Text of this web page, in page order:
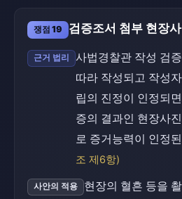
쟁점 19 검증조서 첨부 현장
근거 법리
사법경찰관 작성 검
따라 작성되고 작성
립의 진정이 인정되
증의 결과인 현장사
로 증거능력이 인정
조 제6항)
사안의 적용
현장의 혈흔 등을